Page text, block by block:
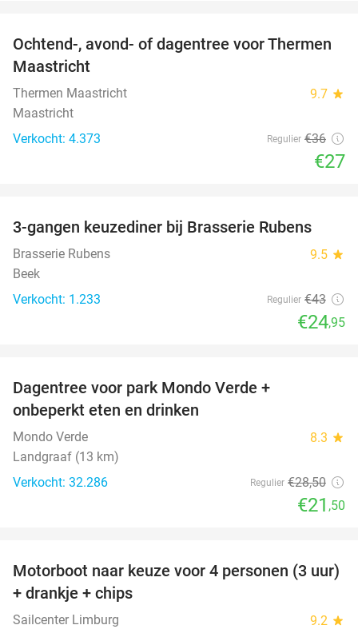
25%
Ochtend-, avond- of dagentree voor Thermen
Maastricht
Thermen Maastricht 9.7 star
Maastricht
Verkocht: 4.373
Regulier €36
€27
42%
3-gangen keuzediner bij Brasserie Rubens
Brasserie Rubens 9.5 star
Beek
Verkocht: 1.233
Regulier €43
€24,95
Dagentree voor park Mondo Verde +
onbeperkt eten en drinken
Mondo Verde 8.3 star
Landgraaf (13 km)
Verkocht: 32.286
Regulier €28,50
€21 ,50
31%
Motorboot naar keuze voor 4 personen (3 uur)
+ drankje + chips
Sailcenter Limburg 9.2 star